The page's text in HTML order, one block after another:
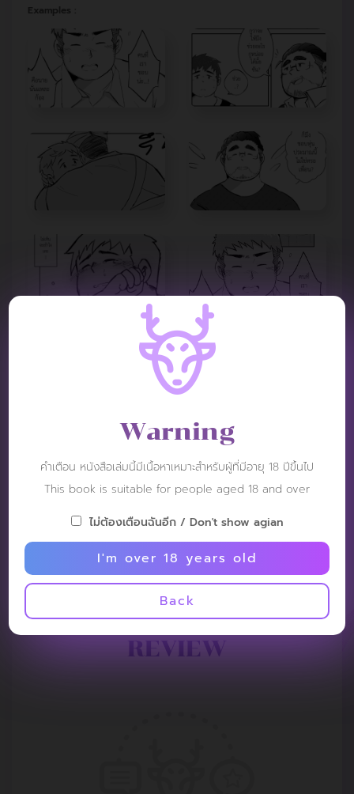
Examples :
REVIEW
Warning
คำเตือน หนังสือเล่มนี้มีเนื้อหาเหมาะสำหรับผู้ที่มีอายุ 18 ปีขึ้นไป
This book is suitable for people aged 18 and over
ไม่ต้องเตือนฉันอีก / Don't show agian
I'm over 18 years old
Back